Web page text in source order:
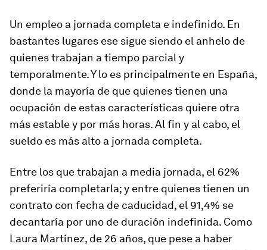
Un empleo a jornada completa e indefinido. En
bastantes lugares ese sigue siendo el anhelo de
quienes trabajan a tiempo parcial y
temporalmente. Y lo es principalmente en España,
donde la mayoría de que quienes tienen una
ocupación de estas características quiere otra
más estable y por más horas. Al fin y al cabo, el
sueldo es más alto a jornada completa.
Entre los que trabajan a media jornada, el 62%
preferiría completarla; y entre quienes tienen un
contrato con fecha de caducidad, el 91,4% se
decantaría por uno de duración indefinida. Como
Laura Martínez, de 26 años, que pese a haber